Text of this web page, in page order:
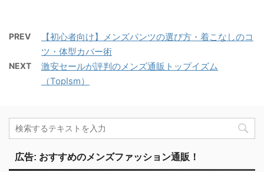
PREV
【初心者向け】メンズパンツの選び方・着こなしのコ
ツ・体型カバー術
NEXT
激安セールが評判のメンズ通販トップイズム
（TopIsm）
広告: おすすめのメンズファッション通販！